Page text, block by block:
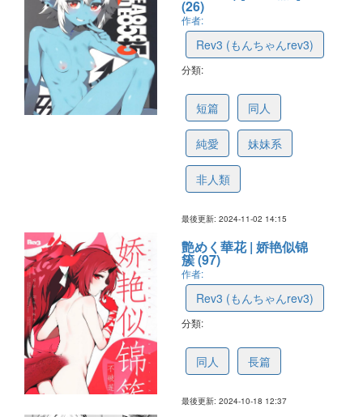
(26)
作者:
Rev3 (もんちゃんrev3)
分類:
短篇 同人
純愛 妹妹系
非人類
最後更新: 2024-11-02 14:15
艶めく華花 | 娇艳似锦
簇 (97)
作者:
Rev3 (もんちゃんrev3)
分類:
同人 長篇
最後更新: 2024-10-18 12:37